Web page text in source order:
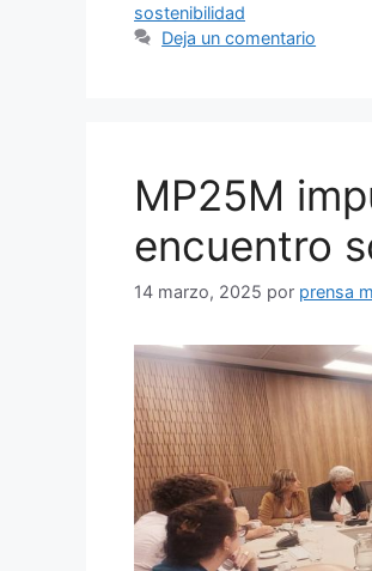
sostenibilidad
Deja un comentario
MP25M
encuentro
14 marzo, 2025 por prensa